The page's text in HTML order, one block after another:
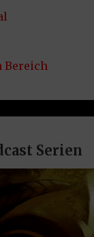
Bereich
Serien